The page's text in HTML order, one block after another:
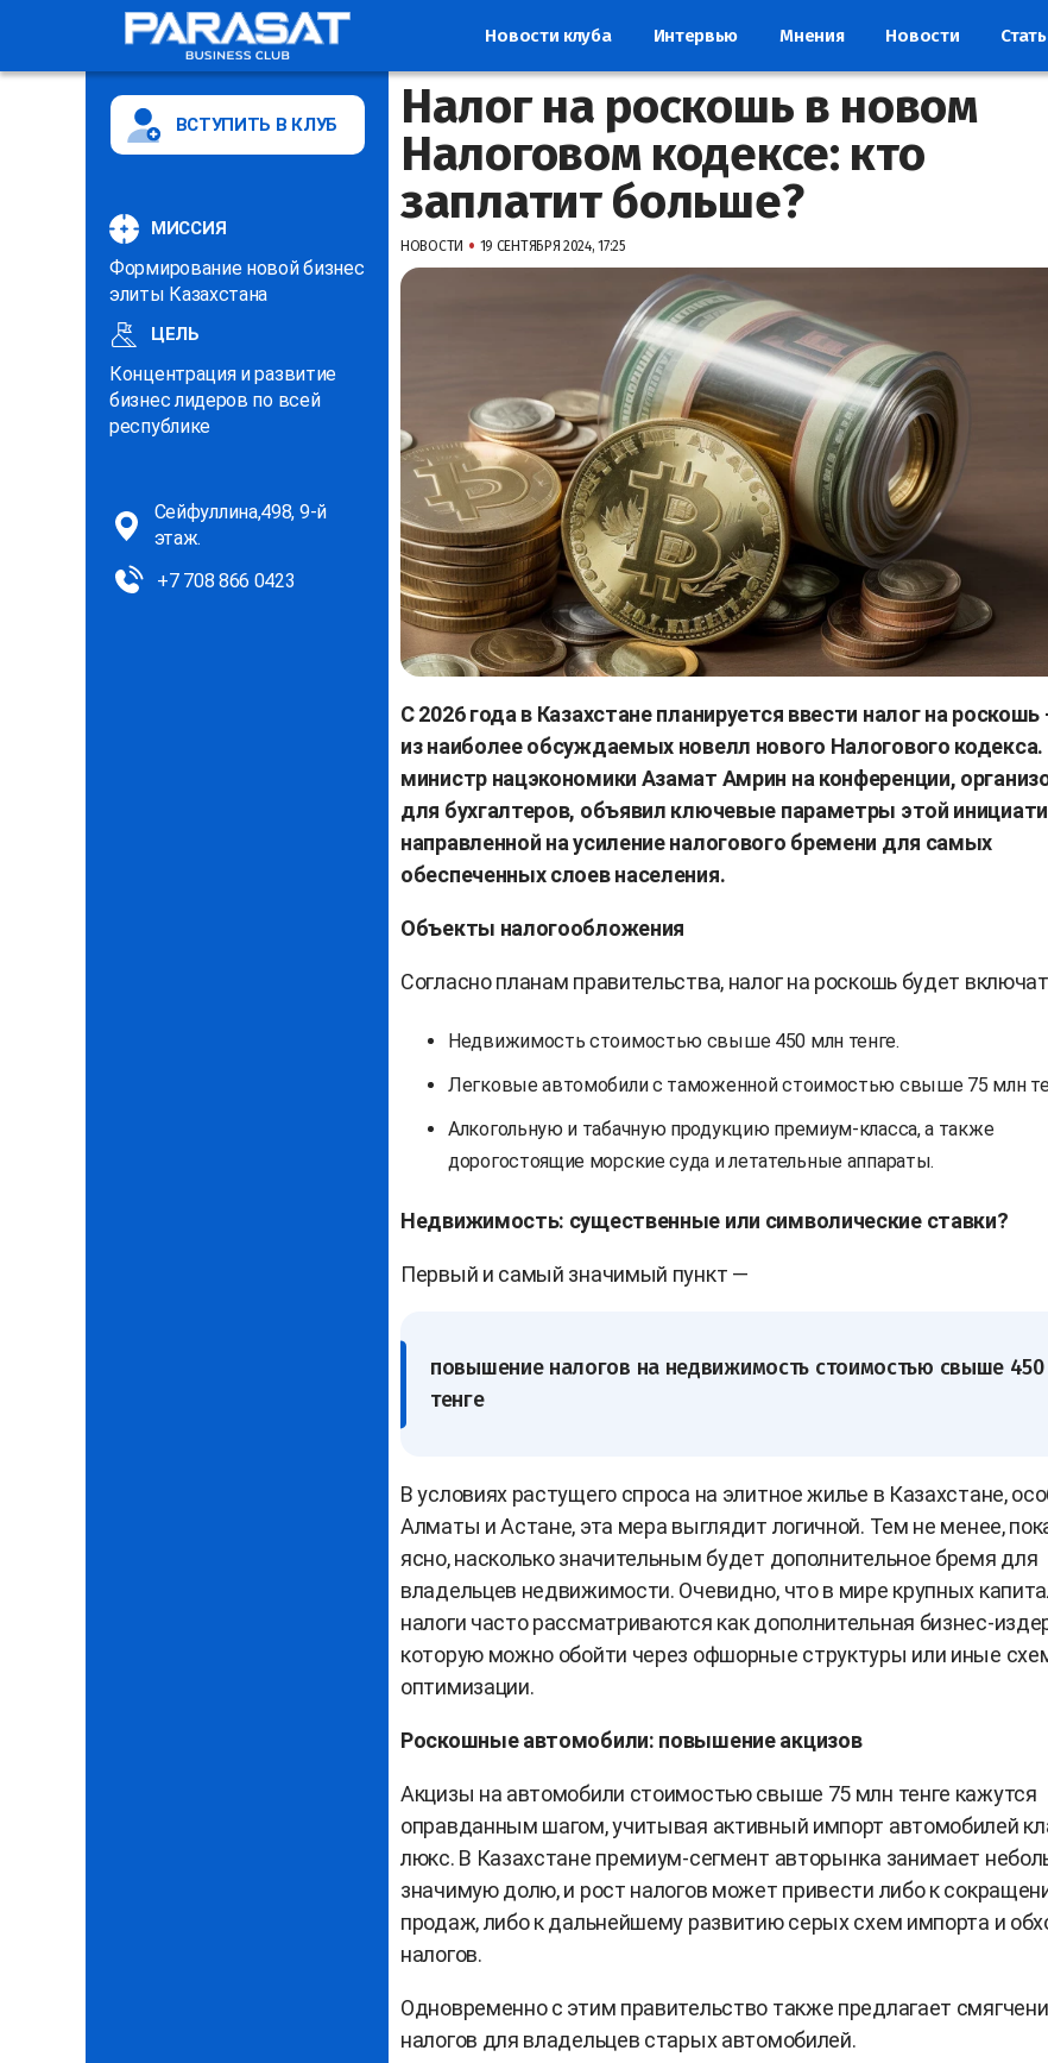
Новости клуба Интервью Мнения Новости
ВСТУПИТЬ В КЛУБ
МИССИЯ
Формирование новой бизнес
элиты Казахстана
ЦЕЛЬ
Концентрация и развитие
бизнес лидеров по всей
республике
Сейфуллина,498, 9-й
этаж.
+7 708 866 0423
Налог на роскошь в новом
Налоговом кодексе: кто
заплатит больше?
НОВОСТИ • 19 СЕНТЯБРЯ 2024, 17:25
С 2026 года в Казахстане планируется ввести налог на
из наиболее обсуждаемых новелл нового Налогового кодекса.
министр нацэкономики Азамат Амрин на конференции,
для бухгалтеров, объявил ключевые параметры этой
направленной на усиление налогового бремени для самых
обеспеченных слоев населения.
Объекты налогообложения
Согласно планам правительства, налог на роскошь будет
Недвижимость стоимостью свыше 450 млн тенге.
Легковые автомобили с таможенной стоимостью свыше 75 млн
Алкогольную и табачную продукцию премиум-класса, а также
дорогостоящие морские суда и летательные аппараты.
Недвижимость: существенные или символические ставки?
Первый и самый значимый пункт —
повышение налогов на недвижимость стоимостью свыше
тенге
В условиях растущего спроса на элитное жилье в Казахстане,
Алматы и Астане, эта мера выглядит логичной. Тем не менее,
ясно, насколько значительным будет дополнительное бремя для
владельцев недвижимости. Очевидно, что в мире крупных
налоги часто рассматриваются как дополнительная бизнес-
которую можно обойти через офшорные структуры или иные
оптимизации.
Роскошные автомобили: повышение акцизов
Акцизы на автомобили стоимостью свыше 75 млн тенге кажутся
оправданным шагом, учитывая активный импорт автомобилей
люкс. В Казахстане премиум-сегмент авторынка занимает
значимую долю, и рост налогов может привести либо к
продаж, либо к дальнейшему развитию серых схем импорта и
налогов.
Одновременно с этим правительство также предлагает
налогов для владельцев старых автомобилей.